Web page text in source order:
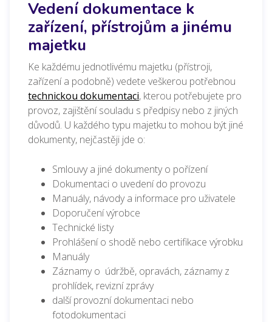
Vedení dokumentace k
zařízení, přístrojům a jinému
majetku
Ke každému jednotlivému majetku (přístroji,
zařízení a podobně) vedete veškerou potřebnou
technickou dokumentaci, kterou potřebujete pro
provoz, zajištění souladu s předpisy nebo z jiných
důvodů. U každého typu majetku to mohou být jiné
dokumenty, nejčastěji jde o:
Smlouvy a jiné dokumenty o pořízení
Dokumentaci o uvedení do provozu
Manuály, návody a informace pro uživatele
Doporučení výrobce
Technické listy
Prohlášení o shodě nebo certifikace výrobku
Manuály
Záznamy o údržbě, opravách, záznamy z
prohlídek, revizní zprávy
další provozní dokumentaci nebo
fotodokumentaci